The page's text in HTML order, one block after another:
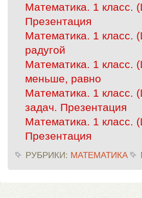
Математика. 1 класс.
Презентация
Математика. 1 класс.
радугой
Математика. 1 класс.
меньше, равно
Математика. 1 класс.
задач. Презентация
Математика. 1 класс.
Презентация
РУБРИКИ: МАТЕМАТИКА